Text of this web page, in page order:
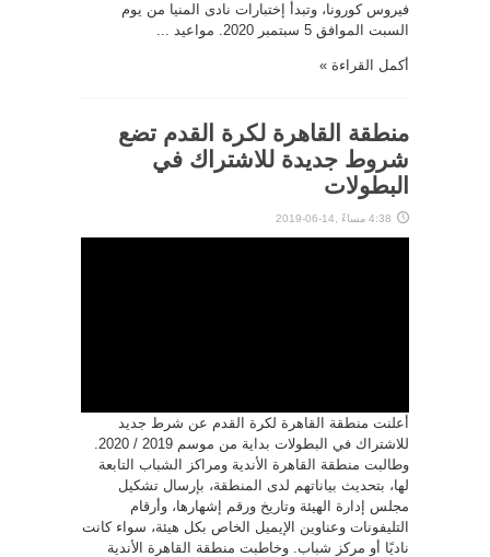
فيروس كورونا، وتبدأ إختبارات نادى المنيا من يوم
السبت الموافق 5 سبتمبر 2020. مواعيد ...
أكمل القراءة »
منطقة القاهرة لكرة القدم تضع
شروط جديدة للاشتراك في
البطولات
4:38 مساءً ,14-06-2019
أعلنت منطقة القاهرة لكرة القدم عن شرط جديد
للاشتراك في البطولات بداية من موسم 2019 / 2020.
وطالبت منطقة القاهرة الأندية ومراكز الشباب التابعة
لها، بتحديث بياناتهم لدى المنطقة، بإرسال تشكيل
مجلس إدارة الهيئة وتاريخ ورقم إشهارها، وأرقام
التليفونات وعناوين الإيميل الخاص بكل هيئة، سواء كانت
ناديًا أو مركز شباب. وخاطبت منطقة القاهرة الأندية